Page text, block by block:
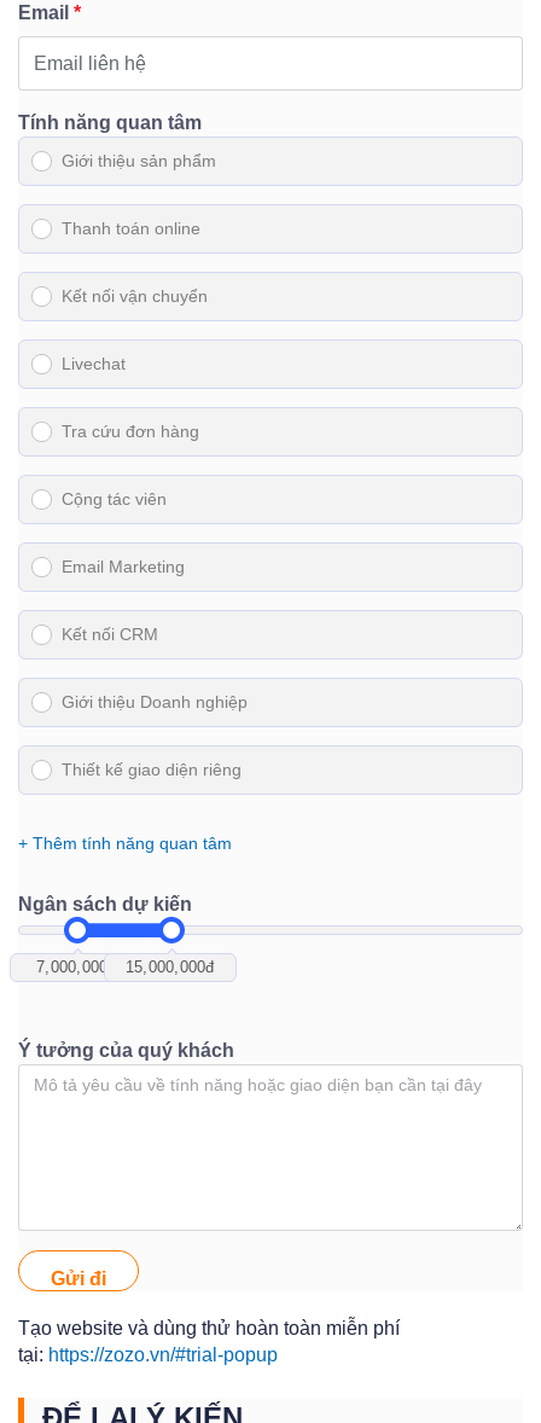
Email *
Tính năng quan tâm
Giới thiệu sản phẩm
Thanh toán online
Kết nối vận chuyển
Livechat
Tra cứu đơn hàng
Cộng tác viên
Email Marketing
Kết nối CRM
Giới thiệu Doanh nghiệp
Thiết kế giao diện riêng
+ Thêm tính năng quan tâm
Ngân sách dự kiến
7,000,000 15,000,000đ
Ý tưởng của quý khách
Gửi đi
Tạo website và dùng thử hoàn toàn miễn phí
tại: https://zozo.vn/#trial-popup